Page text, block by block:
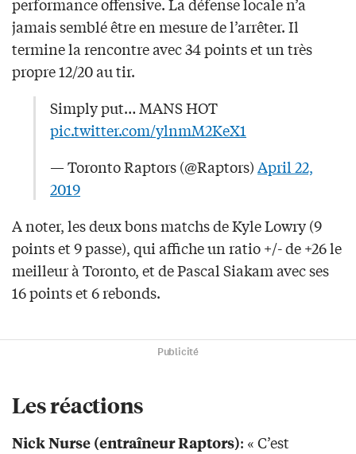
jamais semblé être en mesure de l’arrêter. Il
termine la rencontre avec 34 points et un très
propre 12/20 au tir.
Simply put… MANS HOT
pic.twitter.com/ylnmM2KeX1
— Toronto Raptors (@Raptors)April 22,
2019
A noter, les deux bons matchs de Kyle Lowry (9
points et 9 passe), qui affiche un ratio +/- de +26 le
meilleur à Toronto, et de Pascal Siakam avec ses
16 points et 6 rebonds.
Publicité
Les réactions
Nick Nurse (entraîneur Raptors): « C’est